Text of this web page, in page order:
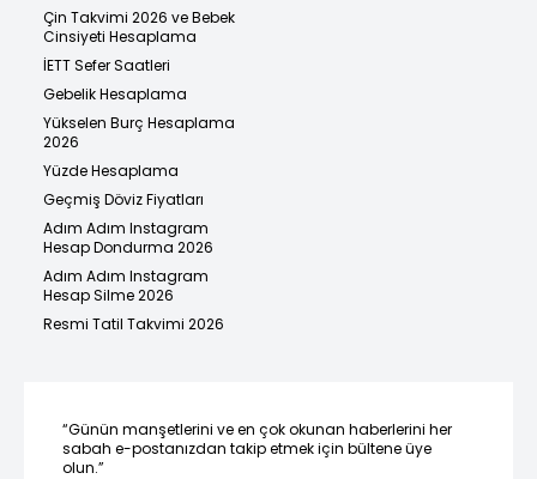
Çin Takvimi 2026 ve Bebek
Cinsiyeti Hesaplama
İETT Sefer Saatleri
Gebelik Hesaplama
Yükselen Burç Hesaplama
2026
Yüzde Hesaplama
Geçmiş Döviz Fiyatları
Adım Adım Instagram
Hesap Dondurma 2026
Adım Adım Instagram
Hesap Silme 2026
Resmi Tatil Takvimi 2026
“Günün manşetlerini ve en çok okunan haberlerini her
sabah e-postanızdan takip etmek için bültene üye
olun.”